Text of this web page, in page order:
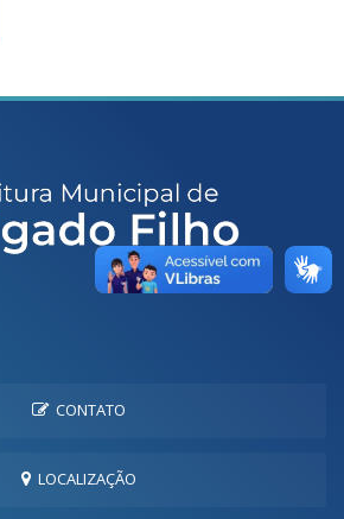
CONTATO
LOCALIZAÇÃO